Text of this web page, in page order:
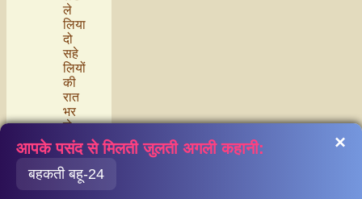
ले
लिया
दो
सहे
लियों
की
रात
भर
ले
स्बिय
न
मस्ती
हसबं
×
आपके पसंद से मिलती जुलती अगली कहानी:
बहकती बहू-24